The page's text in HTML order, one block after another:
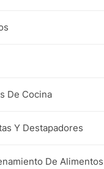
De Cocina
Y Destapadores
De Alimentos